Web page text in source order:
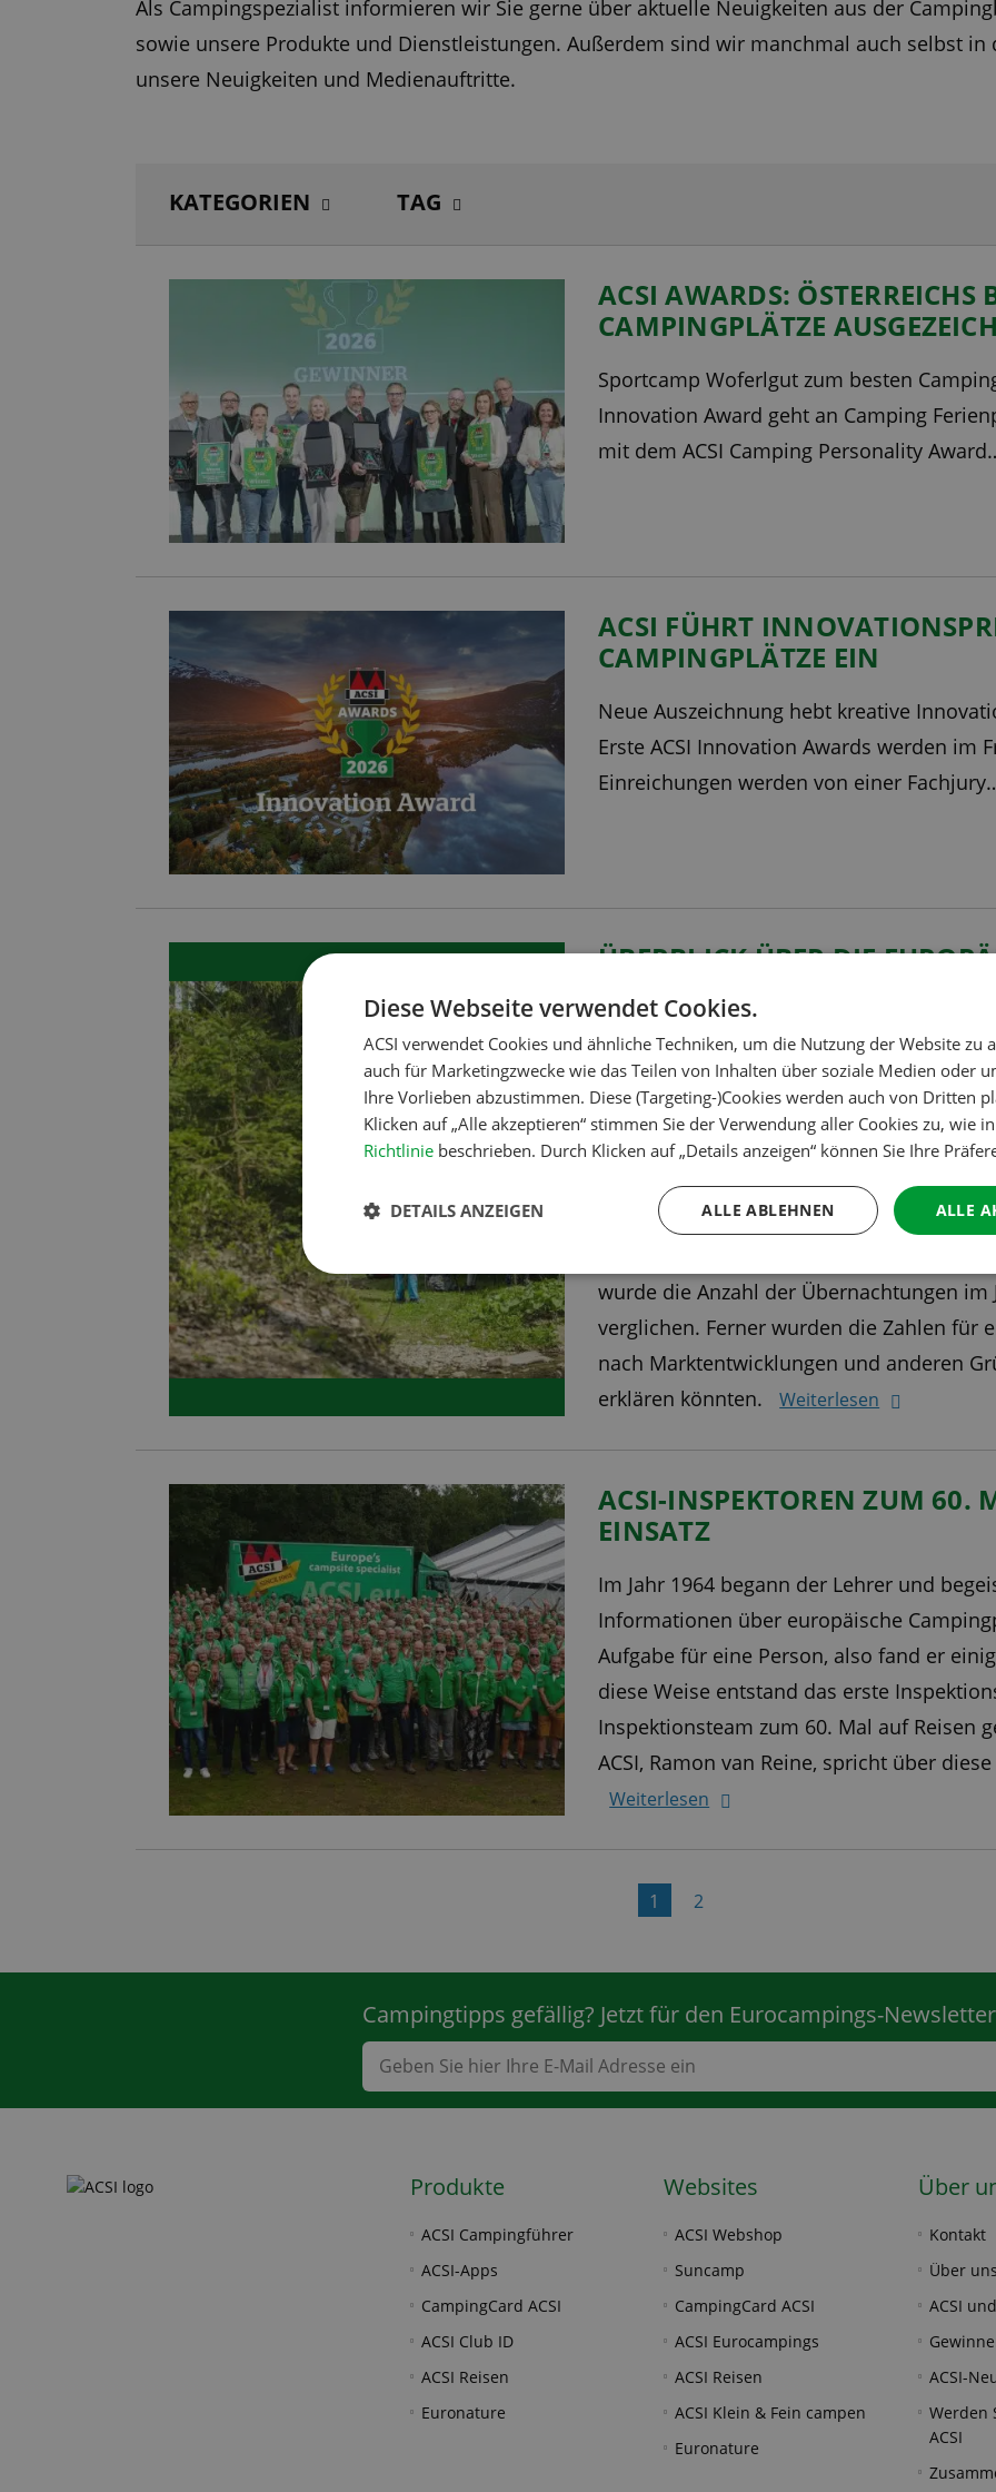
Als Campingspezialist informieren wir Sie gerne über aktuelle Neuigkeiten aus der
sowie unsere Produkte und Dienstleistungen. Außerdem sind wir manchmal auch selbst in
unsere Neuigkeiten und Medienauftritte.
KATEGORIEN TAG
ACSI AWARDS: ÖSTERREICHS
CAMPINGPLÄTZE
Sportcamp Woferlgut zum besten
Innovation Award geht an Camping
mit dem ACSI Camping Personality
ACSI FÜHRT
CAMPINGPLÄTZE EIN
Neue Auszeichnung hebt kreative
Erste ACSI Innovation Awards werden im
Einreichungen werden von einer
ÜBERBLICK ÜBER DIE
Die europäische Tourismusbranche hat
Belastbarkeit bewiesen. Im Jahr 2023 gab
Übernachtungen in europäischen
von 6,1% gegenüber 2022 und ein
Corona-Jahr 2019. ACSI hat sich den
untersucht, ob auch hier das Niveau von
einen guten Überblick über die
wurde die Anzahl der Übernachtungen im
verglichen. Ferner wurden die Zahlen für
nach Marktentwicklungen und anderen
erklären könnten.
Weiterlesen
ACSI-INSPEKTOREN ZUM 60.
EINSATZ
Im Jahr 1964 begann der Lehrer und
Informationen über europäische
Aufgabe für eine Person, also fand er
diese Weise entstand das erste
Inspektionsteam zum 60. Mal auf Reisen
ACSI, Ramon van Reine, spricht über
Weiterlesen
1 2
Campingtipps gefällig? Jetzt für den Eurocampings-
Produkte
ACSI Campingführer
ACSI-Apps
CampingCard ACSI
ACSI Club ID
ACSI Reisen
Euronature
Websites
ACSI Webshop
Suncamp
CampingCard ACSI
ACSI Eurocampings
ACSI Reisen
ACSI Klein & Fein campen
Euronature
Über
Kontakt
Über uns
ACSI
ACSI-
Werden
ACSI
Diese Webseite verwendet Cookies.
ACSI verwendet Cookies und ähnliche Techniken, um die Nutzung der Website zu
auch für Marketingzwecke wie das Teilen von Inhalten über soziale Medien oder
Ihre Vorlieben abzustimmen. Diese (Targeting-)Cookies werden auch von Dritten
Klicken auf „Alle akzeptieren“ stimmen Sie der Verwendung aller Cookies zu, wie
Richtlinie beschrieben. Durch Klicken auf „Details anzeigen“ können Sie Ihre
ALLE
ALLE ABLEHNEN
DETAILS ANZEIGEN